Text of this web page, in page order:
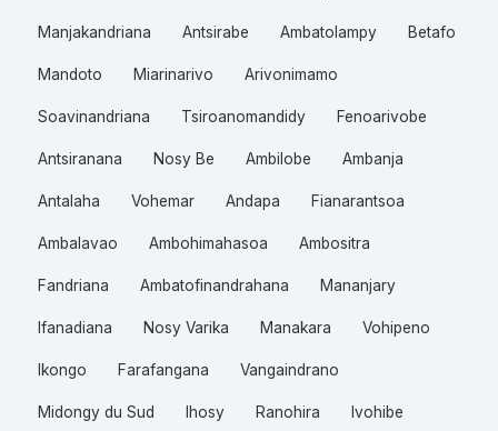
Manjakandriana Antsirabe Ambatolampy Betafo
Mandoto Miarinarivo Arivonimamo
Soavinandriana Tsiroanomandidy Fenoarivobe
Antsiranana Nosy Be Ambilobe Ambanja
Antalaha Vohemar Andapa Fianarantsoa
Ambalavao Ambohimahasoa Ambositra
Fandriana Ambatofinandrahana Mananjary
Ifanadiana Nosy Varika Manakara Vohipeno
Ikongo Farafangana Vangaindrano
Midongy du Sud Ihosy Ranohira Ivohibe